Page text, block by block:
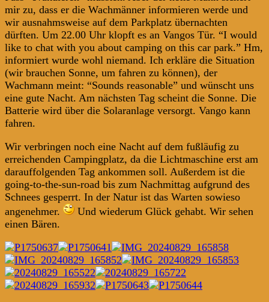
mir zu, dass er die Wachmänner informieren werde und
wir ausnahmsweise auf dem Parkplatz übernachten
dürften. Um 22.00 Uhr klopft es an Vangos Tür. “I would
like to chat with you about camping on this car park.” Hm,
informiert wurde wohl niemand. Ich erkläre die Situation
(wir brauchen Sonne, um fahren zu können), der
Wachmann meint: “Sounds reasonable” und wünscht uns
eine gute Nacht. Am nächsten Tag scheint die Sonne. Die
Batterie wird über die Solaranlage versorgt. Vango kann
fahren.
Wir verbringen noch eine Nacht auf dem fußläufig zu
erreichenden Campingplatz, da die Lichtmaschine erst am
darauffolgenden Tag ankommen soll. Außerdem ist die
going-to-the-sun-road bis zum Nachmittag aufgrund des
Schnees gesperrt. In der Natur ist das Warten sowieso
angenehmer.
Und wiederum Glück gehabt. Wir sehen
einen Bären.